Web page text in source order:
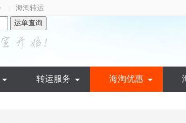
海淘转运
运单查询
转运服务 海淘优惠